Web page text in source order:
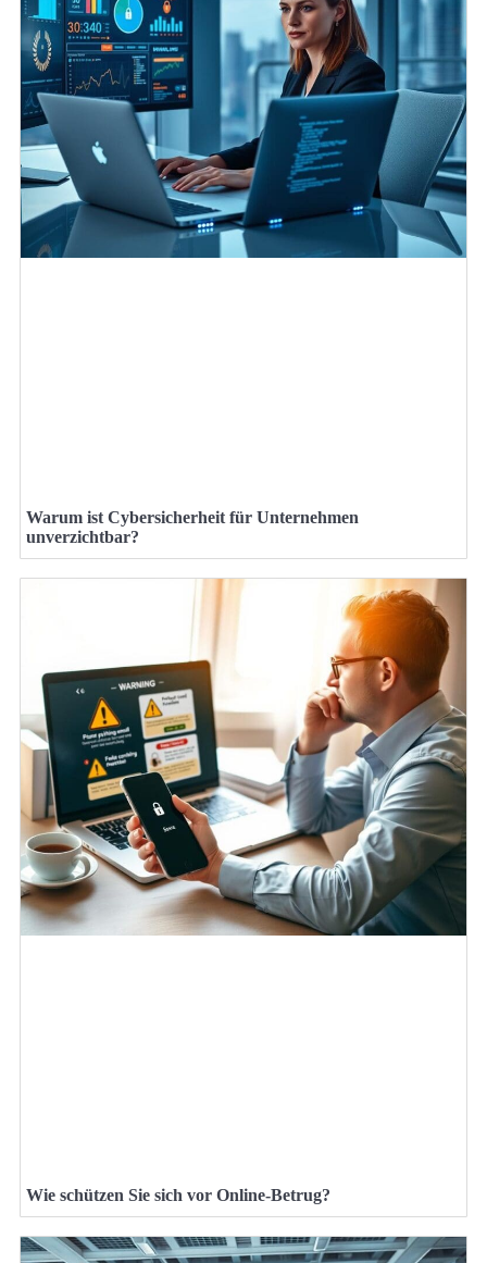
Warum ist Cybersicherheit für Unternehmen
unverzichtbar?
Wie schützen Sie sich vor Online-Betrug?